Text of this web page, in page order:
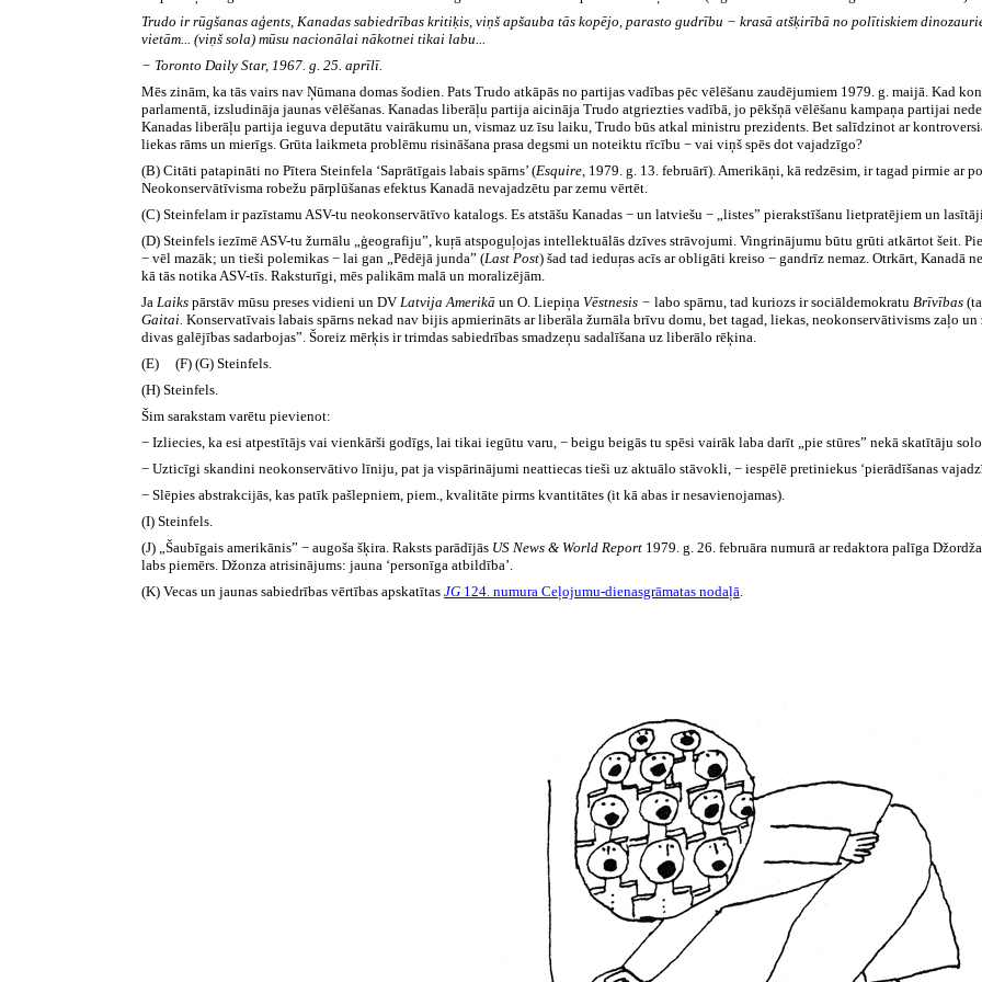
Trudo ir rūgšanas aģents, Kanadas sabiedrības kritiķis, viņš apšauba tās kopējo, parasto gudrību − krasā atšķirībā no polītiskiem
vietām... (viņš sola) mūsu nacionālai nākotnei tikai labu...
− Toronto Daily Star, 1967. g. 25. aprīlī.
Mēs zinām, ka tās vairs nav Ņūmana domas šodien. Pats Trudo atkāpās no partijas vadības pēc vēlēšanu zaudējumiem 1979. g. maijā. Kad
parlamentā, izsludināja jaunas vēlēšanas. Kanadas liberāļu partija aicināja Trudo atgriezties vadībā, jo pēkšņā vēlēšanu kampaņa partijai
Kanadas liberāļu partija ieguva deputātu vairākumu un, vismaz uz īsu laiku, Trudo būs atkal ministru prezidents. Bet salīdzinot ar
liekas rāms un mierīgs. Grūta laikmeta problēmu risināšana prasa degsmi un noteiktu rīcību − vai viņš spēs dot vajadzīgo?
(B) Citāti patapināti no Pītera Steinfela ‘Saprātīgais labais spārns’ (Esquire, 1979. g. 13. februārī). Amerikāņi, kā redzēsim, ir tagad pirmie ar
Neokonservātīvisma robežu pārplūšanas efektus Kanadā nevajadzētu par zemu vērtēt.
(C) Steinfelam ir pazīstamu ASV-tu neokonservātīvo katalogs. Es atstāšu Kanadas − un latviešu − „listes” pierakstīšanu lietpratējiem un
(D) Steinfels iezīmē ASV-tu žurnālu „ģeografiju”, kuŗā atspoguļojas intellektuālās dzīves strāvojumi. Vingrinājumu būtu grūti atkārtot šeit.
− vēl mazāk; un tieši polemikas − lai gan „Pēdējā junda” (Last Post) šad tad ieduŗas acīs ar obligāti kreiso − gandrīz nemaz. Otrkārt, Kanadā
kā tās notika ASV-tīs. Raksturīgi, mēs palikām malā un moralizējām.
Ja Laiks pārstāv mūsu preses vidieni un DV Latvija Amerikā un O. Liepiņa Vēstnesis − labo spārnu, tad kuriozs ir sociāldemokratu Brīvības
Gaitai. Konservatīvais labais spārns nekad nav bijis apmierināts ar liberāla žurnāla brīvu domu, bet tagad, liekas, neokonservātivisms zaļo
divas galējības sadarbojas”. Šoreiz mērķis ir trimdas sabiedrības smadzeņu sadalīšana uz liberālo rēķina.
(E) (F) (G) Steinfels.
(H) Steinfels.
Šim sarakstam varētu pievienot:
− Izliecies, ka esi atpestītājs vai vienkārši godīgs, lai tikai iegūtu varu, − beigu beigās tu spēsi vairāk laba darīt „pie stūres” nekā skatītāju
− Uzticīgi skandini neokonservātivo līniju, pat ja vispārinājumi neattiecas tieši uz aktuālo stāvokli, − iespēlē pretiniekus ‘pierādīšanas
− Slēpies abstrakcijās, kas patīk pašlepniem, piem., kvalitāte pirms kvantitātes (it kā abas ir nesavienojamas).
(I) Steinfels.
(J) „Šaubīgais amerikānis” − augoša šķira. Raksts parādījās US News & World Report 1979. g. 26. februāra numurā ar redaktora palīga
labs piemērs. Džonza atrisinājums: jauna ‘personīga atbildība’.
(K) Vecas un jaunas sabiedrības vērtības apskatītas JG 124. numura Ceļojumu-dienasgrāmatas nodaļā.